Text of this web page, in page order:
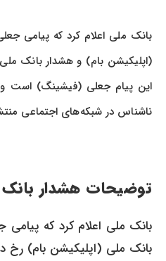
بانک ملی اعلام کرد که پیامی
(اپلیکیشن بام) و هشدار بانک ملی
این پیام جعلی (فیشینگ) است و
ناشناس در شبکه‌های اجتماعی
توضیحات هشدار
بانک ملی اعلام کرد که
بانک ملی (اپلیکیشن بام) رخ